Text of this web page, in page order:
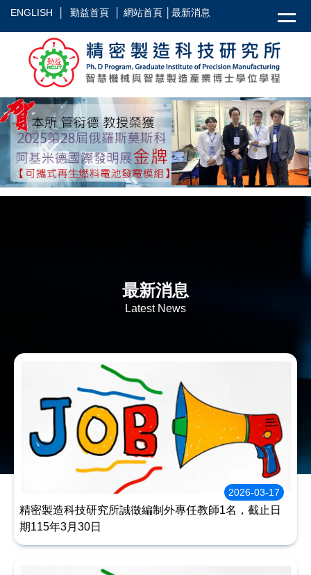
跳
區
ENGLISH 勤益首頁 網站首頁 最新消息
最新消息
Latest News
2026-03-17
精密製造科技研究所誠徵編制外專任教師1名，截止日
期115年3月30日